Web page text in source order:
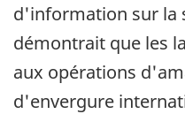
d'information sur la
démontrait que les
aux opérations
d'envergure